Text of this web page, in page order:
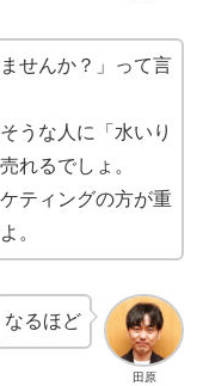
せんか？」って言
うな人に「水いり
れるでしょ。
ティングの方が重
。
田原
なるほど